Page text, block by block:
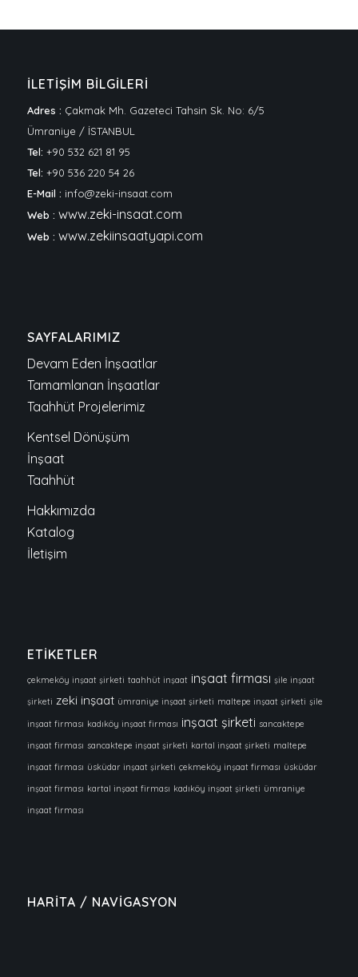
İLETİŞİM BİLGİLERİ
Adres : Çakmak Mh. Gazeteci Tahsin Sk. No: 6/5
Ümraniye / İSTANBUL
Tel: +90 532 621 81 95
Tel: +90 536 220 54 26
E-Mail : info@zeki-insaat.com
Web : www.zeki-insaat.com
Web : www.zekiinsaatyapi.com
SAYFALARIMIZ
Devam Eden İnşaatlar
Tamamlanan İnşaatlar
Taahhüt Projelerimiz
Kentsel Dönüşüm
İnşaat
Taahhüt
Hakkımızda
Katalog
İletişim
ETİKETLER
çekmeköy inşaat şirketi taahhüt inşaat inşaat firması şile inşaat
şirketi zeki inşaat ümraniye inşaat şirketi maltepe inşaat şirketi şile
inşaat firması kadıköy inşaat firması inşaat şirketi sancaktepe
inşaat firması sancaktepe inşaat şirketi kartal inşaat şirketi maltepe
inşaat firması üsküdar inşaat şirketi çekmeköy inşaat firması üsküdar
inşaat firması kartal inşaat firması kadıköy inşaat şirketi ümraniye
inşaat firması
HARİTA / NAVİGASYON